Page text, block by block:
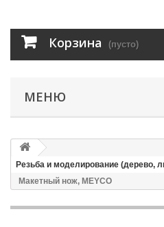
Корзина (пусто)
МЕНЮ
Резьба и моделирование (дерево,
Макетный нож, MEYCO